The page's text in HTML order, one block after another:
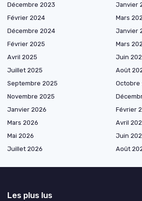
Décembre 2023
Janvier
Février 2024
Mars
Décembre 2024
Janvier
Février 2025
Mars
Avril 2025
Juin
Juillet 2025
Août
Septembre 2025
Octobre
Novembre 2025
Janvier 2026
Février
Mars 2026
Avril
Mai 2026
Juin
Juillet 2026
Août
Les plus lus